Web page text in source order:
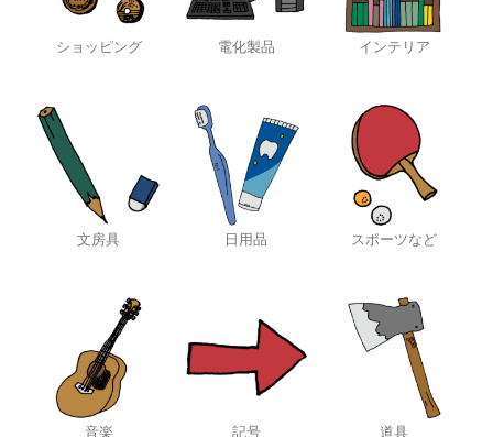
ショッピング 電化製品 インテリア
文房具 日用品 スポーツなど
音楽 記号 道具